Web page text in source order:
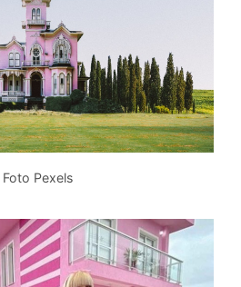
Foto Pexels